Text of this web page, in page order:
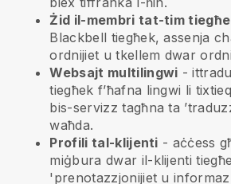
Żid il-membri tat-tim
Blackbell tiegħek, assenja
ordnijiet u tkellem dwar
Websajt multilingwi -
tiegħek f’ħafna lingwi li
bis-servizz tagħna ta
waħda.
Profili tal-klijenti - aċċess
miġbura dwar il-klijenti
'prenotazzjonijiet u